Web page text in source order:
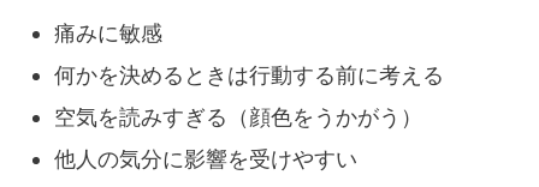
痛みに敏感
何かを決めるときは行動する前に考える
空気を読みすぎる（顔色をうかがう）
他人の気分に影響を受けやすい